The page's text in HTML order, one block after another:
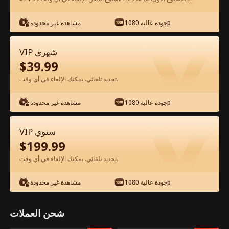
شاهد مجانًا في التطبيق
الحلقة 40 - استعادة الحب الضائع الفيلم كامل
0-49 50-53 جميع الحلقات
مشاهدة غير محدودة جودة عالية 1080p
VIP شهري
$39.99
تجديد تلقائي. يمكنك الإلغاء في أي وقت.
مشاهدة غير محدودة جودة عالية 1080p
VIP سنوي
$199.99
تجديد تلقائي. يمكنك الإلغاء في أي وقت.
مشاهدة غير محدودة جودة عالية 1080p
شحن العملات